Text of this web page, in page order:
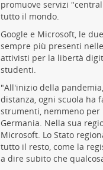
promuove servizi
tutto il mondo.
Google e Microsoft, le
sempre più presenti
attivisti per la libertà
studenti.
"All'inizio della
distanza, ogni scuola ha
strumenti, nemmeno per
Germania. Nella sua
Microsoft. Lo Stato
tutto il resto, come la
a dire subito che